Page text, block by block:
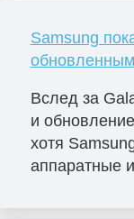
Samsung
Вслед за
и
хотя
аппаратные